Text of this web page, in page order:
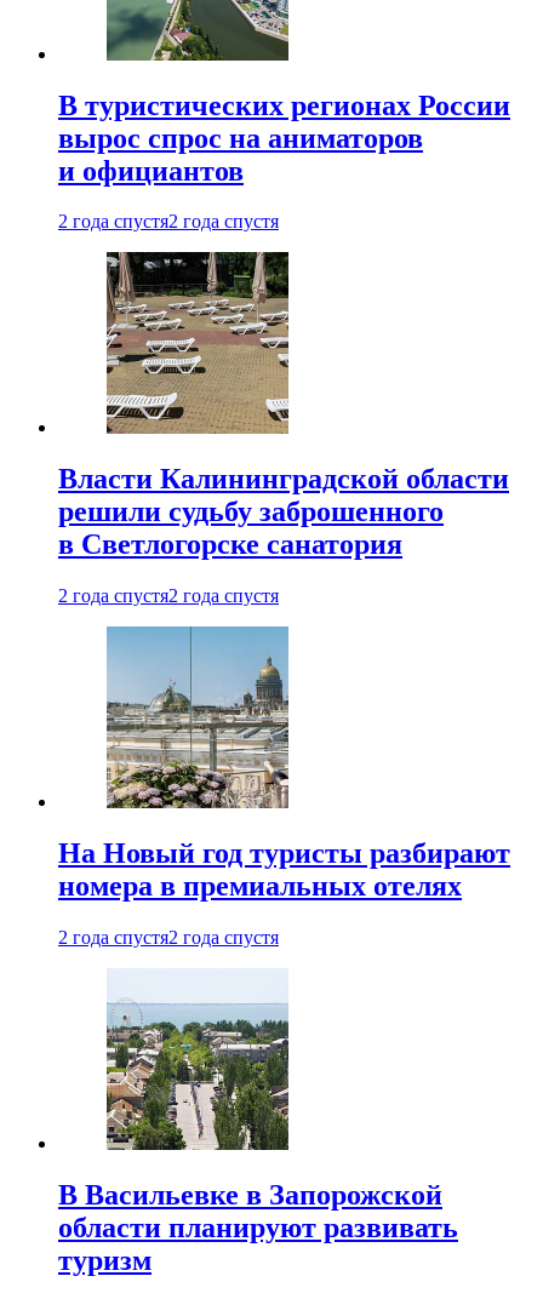
В туристических регионах России
вырос спрос на аниматоров
и официантов
2 года спустя2 года спустя
Власти Калининградской области
решили судьбу заброшенного
в Светлогорске санатория
2 года спустя2 года спустя
На Новый год туристы разбирают
номера в премиальных отелях
2 года спустя2 года спустя
В Васильевке в Запорожской
области планируют развивать
туризм